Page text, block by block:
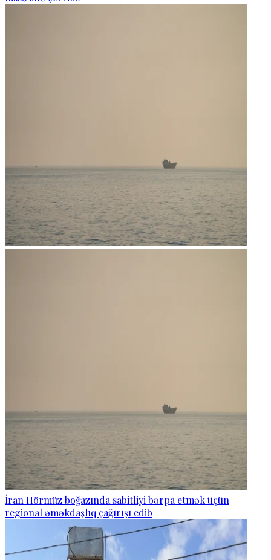
İran Hörmüz boğazında sabitliyi bərpa etmək üçün
regional əməkdaşlıq çağırışı edib